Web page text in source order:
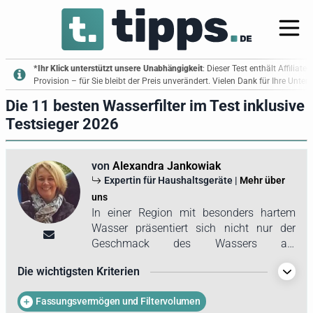
*Ihr Klick unterstützt unsere Unabhängigkeit: Dieser Test enthält
Provision – für Sie bleibt der Preis unverändert. Vielen Dank für Ihre
Die 11 besten Wasserfilter im Test inklusive
Testsieger 2026
von Alexandra Jankowiak
Expertin für Haushaltsgeräte | Mehr über
uns
In einer Region mit besonders hartem
Wasser präsentiert sich nicht nur der
Geschmack des Wassers als
verkalken in kurzer Zeit. Um dieses
Problem zu lösen, setzt Alexandra seit
vielen Jahren auf Wasserfilter, die den
Die wichtigsten Kriterien
Fassungsvermögen und Filtervolumen